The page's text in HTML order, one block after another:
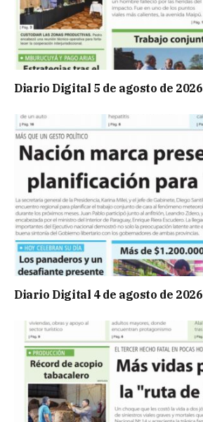
Diario Digital 5 de agosto de 2026
Diario Digital 4 de agosto de 2026